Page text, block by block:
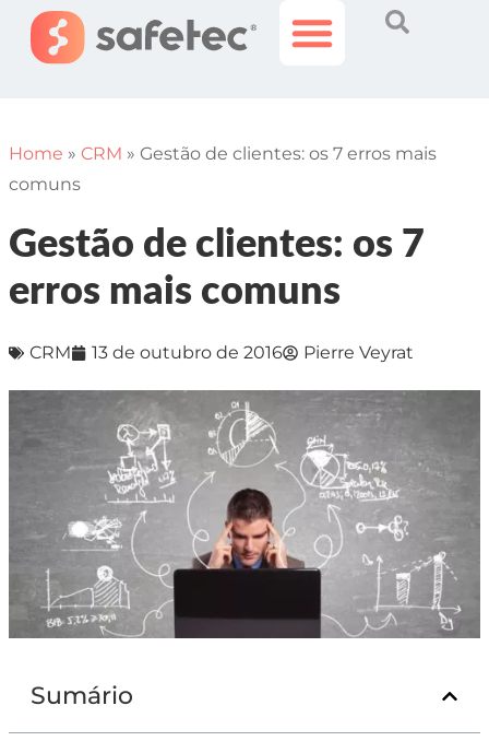
Home » CRM » Gestão de clientes: os 7 erros mais
comuns
Gestão de clientes: os 7
erros mais comuns
CRM 13 de outubro de 2016 Pierre Veyrat
Sumário